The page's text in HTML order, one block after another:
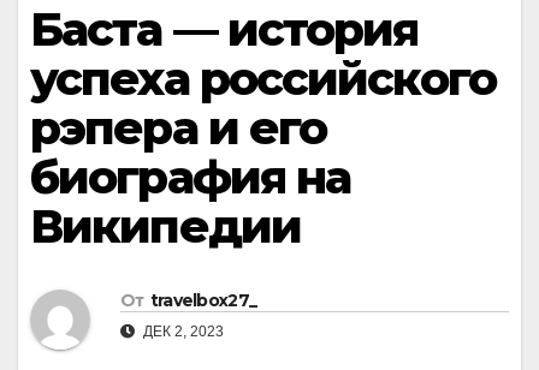
Баста — история
успеха российского
рэпера и его
биография на
Википедии
От travelbox27_
ДЕК 2, 2023